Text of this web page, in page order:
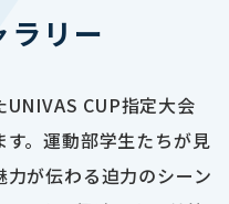
ラリー
CUP指定大会
。運動部学生たちが見
が伝わる迫力のシーン